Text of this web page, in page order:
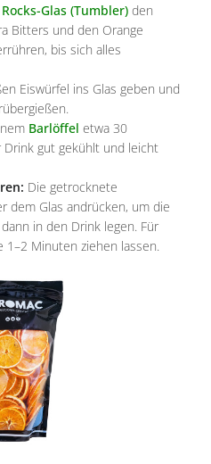
Rocks-Glas (Tumbler) den
Bitters und den Orange
bis sich alles
Eiswürfel ins Glas geben und
Barlöffel etwa 30
gut gekühlt und leicht
Die getrocknete
dem Glas andrücken, um die
in den Drink legen. Für
Minuten ziehen lassen.